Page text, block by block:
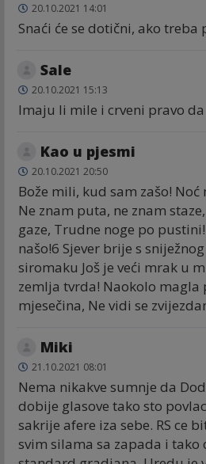
20.10.2021 14:01
Snaći će se dotični, ako treba
Sale
20.10.2021 15:13
Imaju li mile i crveni pravo
Kao u pjesmi
20.10.2021 20:50
Bože mili, kud sam zašo!
Ne znam puta, ne znam
gaze, Trudne noge po
našo!6 Sjever brije s
siromaku Još je veći mrak u
zemlja tvrda! Naokolo magla
mjesečina, Ne vidi se
Miki
21.10.2021 08:01
Nema nikakve sumnje da
dobije glasove tako sto
sakrije afere iza sebe. RS ce
svim silama sa zapada i tako